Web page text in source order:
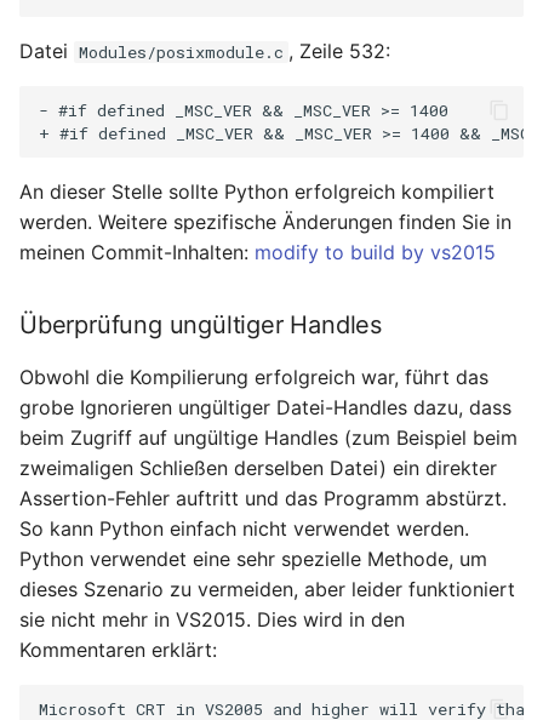
Datei Modules/posixmodule.c , Zeile 532:
- #if defined _MSC_VER && _MSC_VER >= 1400
An dieser Stelle sollte Python erfolgreich kompiliert
werden. Weitere spezifische Änderungen finden Sie in
meinen Commit-Inhalten: modify to build by vs2015
Überprüfung ungültiger Handles
Obwohl die Kompilierung erfolgreich war, führt das
grobe Ignorieren ungültiger Datei-Handles dazu, dass
beim Zugriff auf ungültige Handles (zum Beispiel beim
zweimaligen Schließen derselben Datei) ein direkter
Assertion-Fehler auftritt und das Programm abstürzt.
So kann Python einfach nicht verwendet werden.
Python verwendet eine sehr spezielle Methode, um
dieses Szenario zu vermeiden, aber leider funktioniert
sie nicht mehr in VS2015. Dies wird in den
Kommentaren erklärt: